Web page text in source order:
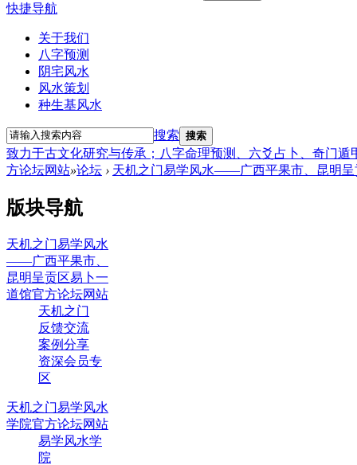
快捷导航
关于我们
八字预测
阴宅风水
风水策划
种生基风水
搜索 搜索
致力于古文化研究与传承；八字命理预测、六爻占卜、奇门
方论坛网站»论坛 › 天机之门易学风水——广西平果市、昆明呈
版块导航
天机之门易学风水
——广西平果市、
昆明呈贡区易卜一
道馆官方论坛网站
天机之门
反馈交流
案例分享
资深会员专
区
天机之门易学风水
学院官方论坛网站
易学风水学
院